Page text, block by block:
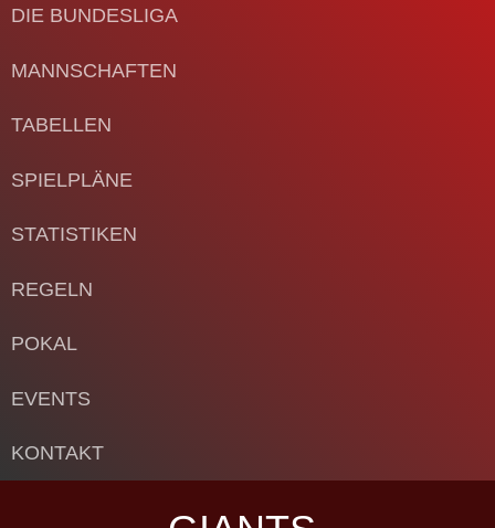
DIE BUNDESLIGA
MANNSCHAFTEN
TABELLEN
SPIELPLÄNE
STATISTIKEN
REGELN
POKAL
EVENTS
KONTAKT